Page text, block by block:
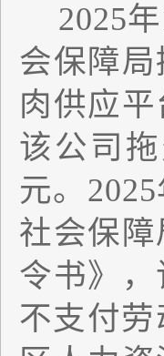
2025年
会保障
肉供应
该公司
元。 2025
社会保
令书》
不支付劳